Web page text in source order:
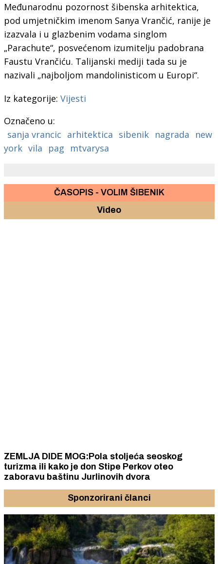
Međunarodnu pozornost šibenska arhitektica,
pod umjetničkim imenom Sanya Vrančić, ranije je
izazvala i u glazbenim vodama singlom
„Parachute“, posvećenom izumitelju padobrana
Faustu Vrančiću. Talijanski mediji tada su je
nazivali „najboljom mandolinisticom u Europi“.
Iz kategorije: Vijesti
Označeno u:
sanja vrancic arhitektica sibenik nagrada
new
york vila pag mtvarysa
ČASOPIS - VOLIM ŠIBENIK
Video
ZEMLJA DIDE MOG:Pola stoljeća seoskog
turizma ili kako je don Stipe Perkov oteo
zaboravu baštinu Jurlinovih dvora
Sponzorirani članci